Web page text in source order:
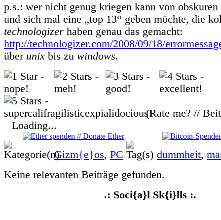
p.s.: wer nicht genug kriegen kann von
und sich mal eine „top 13“ geben möchte, die
technologizer haben genau das gemacht:
http://technologizer.com/2008/09/18/
über unix bis zu windows.
(Rate me? //
Loading...
Gizm{e}os, PC dummheit,
Keine relevanten Beiträge gefunden.
.: Soci{a}l Sk{i}lls :.